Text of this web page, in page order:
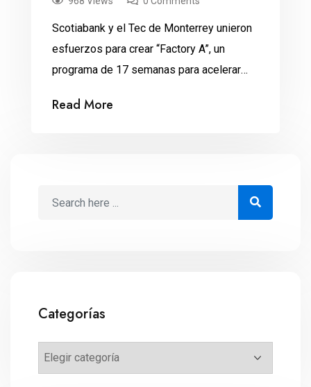
Scotiabank y el Tec de Monterrey unieron
esfuerzos para crear “Factory A”, un
programa de 17 semanas para acelerar
Fintech (Financial Technology) podrán
Read More
Categorías